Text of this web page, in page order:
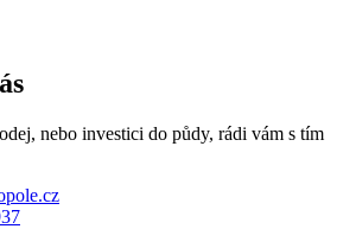
nebo investici do půdy, rádi vám s tím